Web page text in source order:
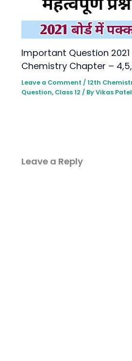
lmportant Question 2021
Chemistry Chapter –
Leave a Comment / 12th
Question, Class 12 / ByVikas Patel
Leave a Reply